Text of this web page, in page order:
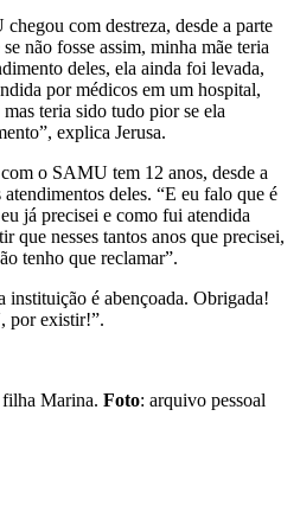
com destreza, desde a parte
não fosse assim, minha mãe teria
deles, ela ainda foi levada,
por médicos em um hospital,
teria sido tudo pior se ela
explica Jerusa.
o SAMU tem 12 anos, desde a
deles. “E eu falo que é
já precisei e como fui atendida
que nesses tantos anos que precisei,
tenho que reclamar”.
instituição é abençoada. Obrigada!
por existir!”.
Marina. Foto: arquivo pessoal